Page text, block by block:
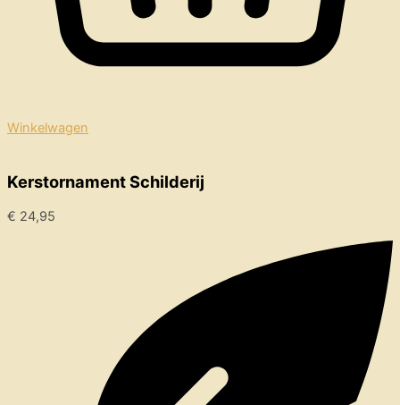
Winkelwagen
Kerstornament Schilderij
€ 24,95